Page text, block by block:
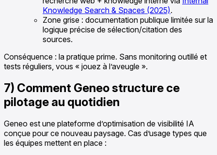
Knowledge Search & Spaces (2025).
Zone grise : documentation publique limitée sur la
logique précise de sélection/citation des
sources.
Conséquence : la pratique prime. Sans monitoring outillé et
tests réguliers, vous « jouez à l’aveugle ».
7) Comment Geneo structure ce
pilotage au quotidien
Geneo est une plateforme d’optimisation de visibilité IA
conçue pour ce nouveau paysage. Cas d’usage types que
les équipes mettent en place :